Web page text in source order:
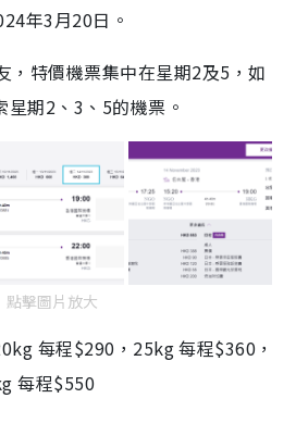
年3月20日。
，特價機票集中在星期2及5，如
期2、3、5的機票。
點擊圖片放大
每程$290，25kg 每程$360，
每程$550